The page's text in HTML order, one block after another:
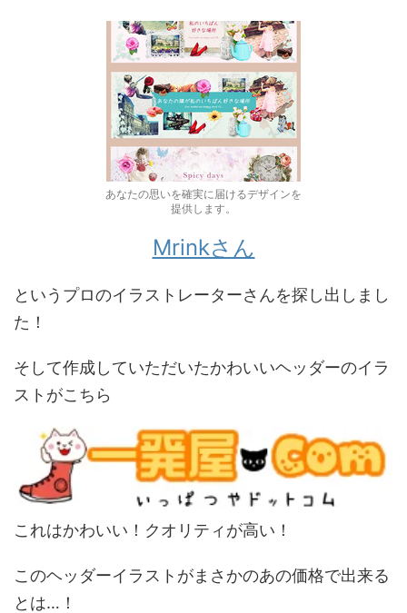
あなたの思いを確実に届けるデザインを
提供します。
Mrinkさん
というプロのイラストレーターさんを探し出しまし
た！
そして作成していただいたかわいいヘッダーのイラ
ストがこちら
これはかわいい！クオリティが高い！
このヘッダーイラストがまさかのあの価格で出来る
とは…！